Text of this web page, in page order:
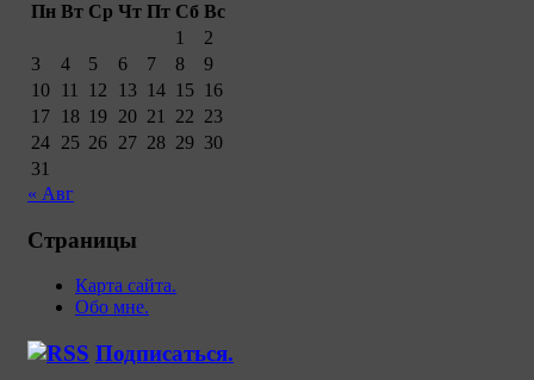
Пн Вт Ср Чт Пт Сб Вс
1
2
3
4 5 6 7 8
9
10
11 12 13 14 15 16
17
18 19 20 21 22 23
24 25 26 27 28 29 30
31
« Авг
Страницы
Карта сайта.
Обо мне.
Подписаться.